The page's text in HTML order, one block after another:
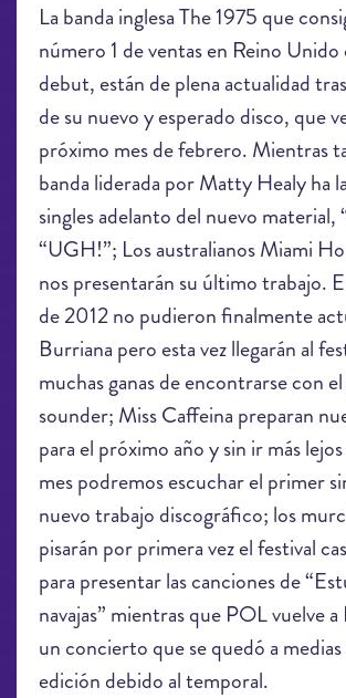
La banda inglesa The 1975 que
número 1 de ventas en Reino
debut, están de plena actualidad
de su nuevo y esperado disco, que
próximo mes de febrero. Mientras
banda liderada por Matty Healy ha
singles adelanto del nuevo material,
“UGH!”; Los australianos Miami
nos presentarán su último trabajo.
de 2012 no pudieron finalmente
Burriana pero esta vez llegarán al
muchas ganas de encontrarse con
sounder; Miss Caffeina preparan
para el próximo año y sin ir más
mes podremos escuchar el primer
nuevo trabajo discográfico; los
pisarán por primera vez el festival
para presentar las canciones de
navajas” mientras que POL vuelve
un concierto que se quedó a medias
edición debido al temporal.